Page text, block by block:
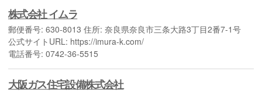
株式会社 イムラ
郵便番号: 630-8013 住所: 奈良県奈良市三条大路3丁目2番7-1号
公式サイトURL: https://imura-k.com/
電話番号: 0742-36-5515
大阪ガス住宅設備株式会社